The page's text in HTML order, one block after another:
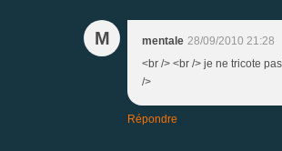
M mentale 28/09/2010 21:28
<br /> <br /> je ne tricote
/>
Répondre